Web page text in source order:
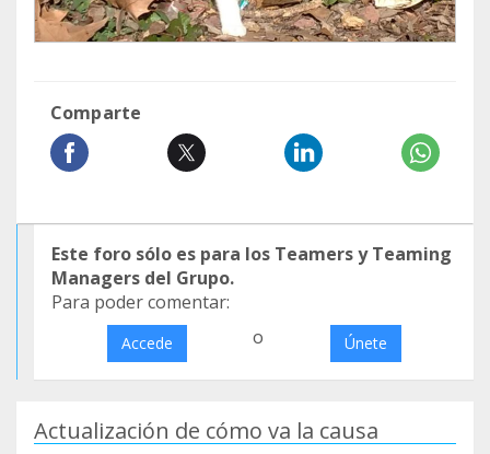
Comparte
Este foro sólo es para los Teamers y Teaming
Managers del Grupo.
Para poder comentar:
Accede o Únete
Actualización de cómo va la causa